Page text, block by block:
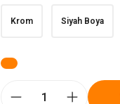
Krom Siyah Boya